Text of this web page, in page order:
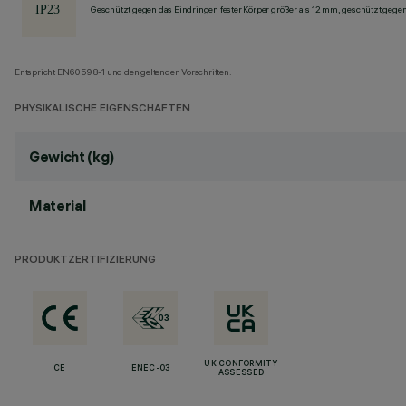
Geschützt gegen das Eindringen fester Körper größer als 12 mm, geschützt
Entspricht EN60598-1 und den geltenden Vorschriften.
PHYSIKALISCHE EIGENSCHAFTEN
Gewicht (kg)
Material
PRODUKTZERTIFIZIERUNG
CE ENEC-03
UK CONFORMITY
ASSESSED